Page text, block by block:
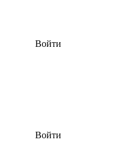
Войти
Войти